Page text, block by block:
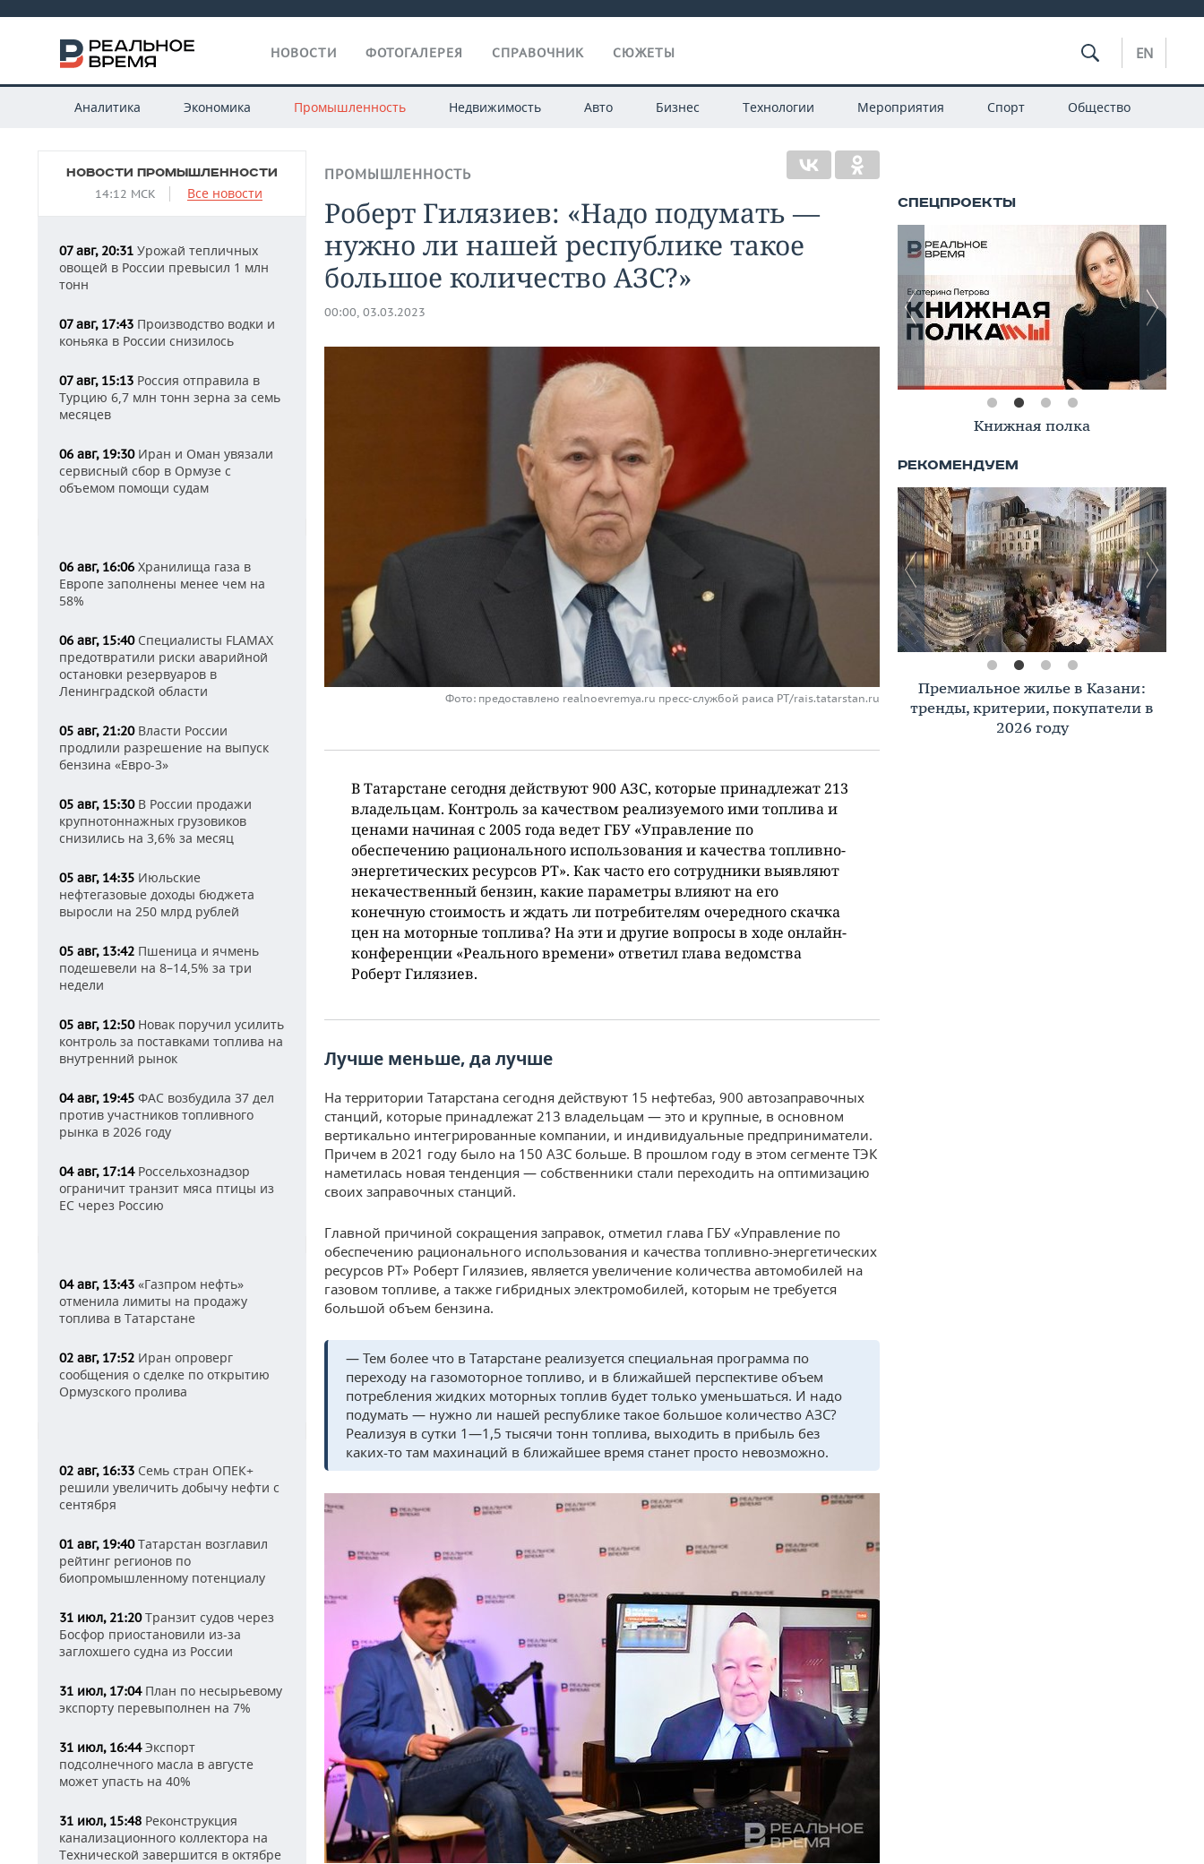
НОВОСТИ ФОТОГАЛЕРЕЯ СПРАВОЧНИК СЮЖЕТЫ EN
Аналитика Экономика Промышленность Недвижимость Авто Бизнес Технологии Мероприятия Спорт Общество
НОВОСТИ ПРОМЫШЛЕННОСТИ
14:12 МСК Все новости
07 авг, 20:31 Урожай тепличных
овощей в России превысил 1 млн
тонн
07 авг, 17:43 Производство водки и
коньяка в России снизилось
07 авг, 15:13 Россия отправила в
Турцию 6,7 млн тонн зерна за семь
месяцев
06 авг, 19:30Иран и Оман увязали
сервисный сбор в Ормузе с
объемом помощи судам
06 авг, 16:06 Хранилища газа в
Европе заполнены менее чем на
58%
06 авг, 15:40Специалисты FLAMAX
предотвратили риски аварийной
остановки резервуаров в
Ленинградской области
05 авг, 21:20Власти России
продлили разрешение на выпуск
бензина «Евро-3»
05 авг, 15:30В России продажи
крупнотоннажных грузовиков
снизились на 3,6% за месяц
05 авг, 14:35 Июльские
нефтегазовые доходы бюджета
выросли на 250 млрд рублей
05 авг, 13:42 Пшеница и ячмень
подешевели на 8–14,5% за три
недели
05 авг, 12:50Новак поручил усилить
контроль за поставками топлива на
внутренний рынок
04 авг, 19:45 ФАС возбудила 37 дел
против участников топливного
рынка в 2026 году
04 авг, 17:14Россельхознадзор
ограничит транзит мяса птицы из
ЕС через Россию
04 авг, 13:43 «Газпром нефть»
отменила лимиты на продажу
топлива в Татарстане
02 авг, 17:52 Иран опроверг
сообщения о сделке по открытию
Ормузского пролива
02 авг, 16:33 Семь стран ОПЕК+
решили увеличить добычу нефти с
сентября
01 авг, 19:40Татарстан возглавил
рейтинг регионов по
биопромышленному потенциалу
31 июл, 21:20Транзит судов через
Босфор приостановили из-за
заглохшего судна из России
31 июл, 17:04План по несырьевому
экспорту перевыполнен на 7%
31 июл, 16:44Экспорт
подсолнечного масла в августе
может упасть на 40%
31 июл, 15:48 Реконструкция
канализационного коллектора на
Технической завершится в октябре
ПРОМЫШЛЕННОСТЬ
Роберт Гилязиев: «Надо подумать —
нужно ли нашей республике такое
большое количество АЗС?»
00:00, 03.03.2023
Фото: предоставлено realnoevremya.ru пресс-службой раиса РТ/rais.tatarstan.ru
В Татарстане сегодня действуют 900 АЗС, которые принадлежат 213
владельцам. Контроль за качеством реализуемого ими топлива и
ценами начиная с 2005 года ведет ГБУ «Управление по
обеспечению рационального использования и качества топливно-
энергетических ресурсов РТ». Как часто его сотрудники выявляют
некачественный бензин, какие параметры влияют на его
конечную стоимость и ждать ли потребителям очередного скачка
цен на моторные топлива? На эти и другие вопросы в ходе онлайн-
конференции «Реального времени» ответил глава ведомства
Роберт Гилязиев.
Лучше меньше, да лучше
На территории Татарстана сегодня действуют 15 нефтебаз, 900 автозаправочных
станций, которые принадлежат 213 владельцам — это и крупные, в основном
вертикально интегрированные компании, и индивидуальные предприниматели.
Причем в 2021 году было на 150 АЗС больше. В прошлом году в этом сегменте ТЭК
наметилась новая тенденция — собственники стали переходить на оптимизацию
своих заправочных станций.
Главной причиной сокращения заправок, отметил глава ГБУ «Управление по
обеспечению рационального использования и качества топливно-энергетических
ресурсов РТ» Роберт Гилязиев, является увеличение количества автомобилей на
газовом топливе, а также гибридных электромобилей, которым не требуется
большой объем бензина.
— Тем более что в Татарстане реализуется специальная программа по
переходу на газомоторное топливо, и в ближайшей перспективе объем
потребления жидких моторных топлив будет только уменьшаться. И надо
подумать — нужно ли нашей республике такое большое количество АЗС?
Реализуя в сутки 1—1,5 тысячи тонн топлива, выходить в прибыль без
каких-то там махинаций в ближайшее время станет просто невозможно.
Книжная полка
Премиальное жилье в Казани:
тренды, критерии, покупатели в
2026 году